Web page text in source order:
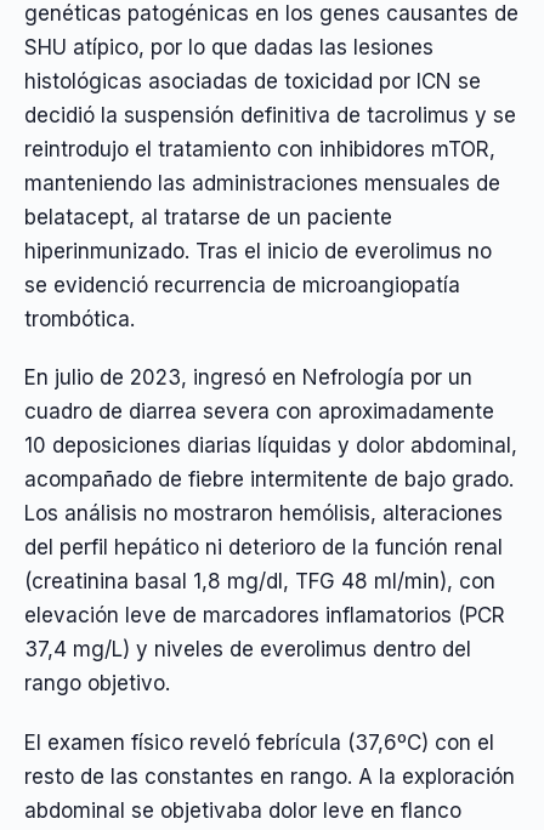
genéticas patogénicas en los genes causantes de
SHU atípico, por lo que dadas las lesiones
histológicas asociadas de toxicidad por ICN se
decidió la suspensión definitiva de tacrolimus y se
reintrodujo el tratamiento con inhibidores mTOR,
manteniendo las administraciones mensuales de
belatacept, al tratarse de un paciente
hiperinmunizado. Tras el inicio de everolimus no
se evidenció recurrencia de microangiopatía
trombótica.
En julio de 2023, ingresó en Nefrología por un
cuadro de diarrea severa con aproximadamente
10 deposiciones diarias líquidas y dolor abdominal,
acompañado de fiebre intermitente de bajo grado.
Los análisis no mostraron hemólisis, alteraciones
del perfil hepático ni deterioro de la función renal
(creatinina basal 1,8 mg/dl, TFG 48 ml/min), con
elevación leve de marcadores inflamatorios (PCR
37,4 mg/L) y niveles de everolimus dentro del
rango objetivo.
El examen físico reveló febrícula (37,6ºC) con el
resto de las constantes en rango. A la exploración
abdominal se objetivaba dolor leve en flanco